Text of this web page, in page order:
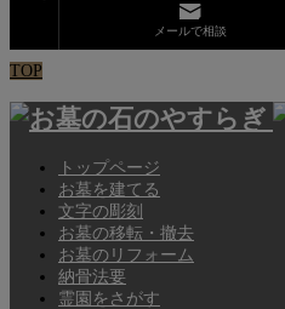
メールで相談
TOP
トップページ
お墓を建てる
文字の彫刻
お墓の移転・撤去
お墓のリフォーム
納骨法要
霊園をさがす